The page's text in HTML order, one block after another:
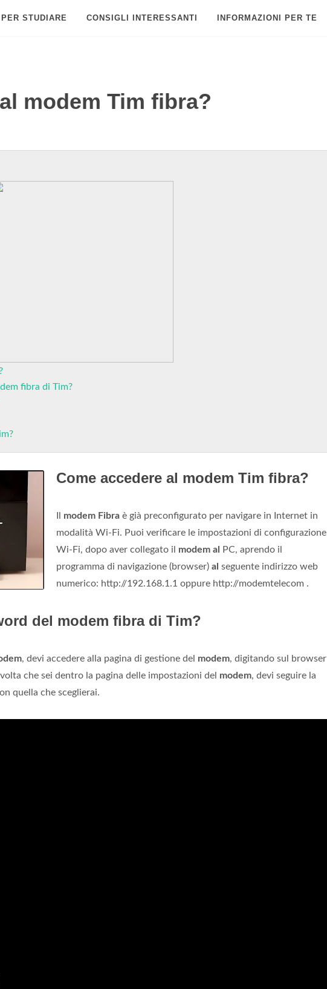
PER STUDIARE CONSIGLI INTERESSANTI INFORMAZIONI PER TE
modem Tim fibra?
fibra di Tim?
Come accedere al modem Tim fibra?
modem Fibra è già preconfigurato per navigare in Internet in
modalità Wi-Fi. Puoi verificare le impostazioni di configurazione
Wi-Fi, dopo aver collegato il modem al
PC, aprendo il
programma di navigazione (browser) al seguente indirizzo web
numerico: http://192.168.1.1 oppure http://modemtelecom .
del modem fibra di Tim?
, devi accedere alla pagina di gestione del modem, digitando sul browser
che sei dentro la pagina delle impostazioni del modem, devi seguire la
quella che sceglierai.